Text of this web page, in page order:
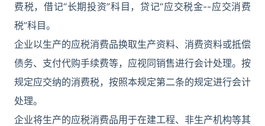
费税，借记“长期投资”科目，贷记“应交税金--应交消费
税”科目。
企业以生产的应税消费品换取生产资料、消费资料或抵偿
债务、支付代购手续费等，应视同销售进行会计处理。按
规定应交纳的消费税，按照本规定第二条的规定进行会计
处理。
企业将生产的应税消费品用于在建工程、非生产机构等其